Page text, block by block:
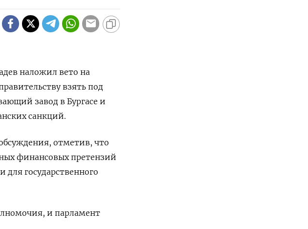
наложил вето на
взять под
завод в Бургасе и
санкций.
отметив, что
финансовых претензий
государственного
и парламент